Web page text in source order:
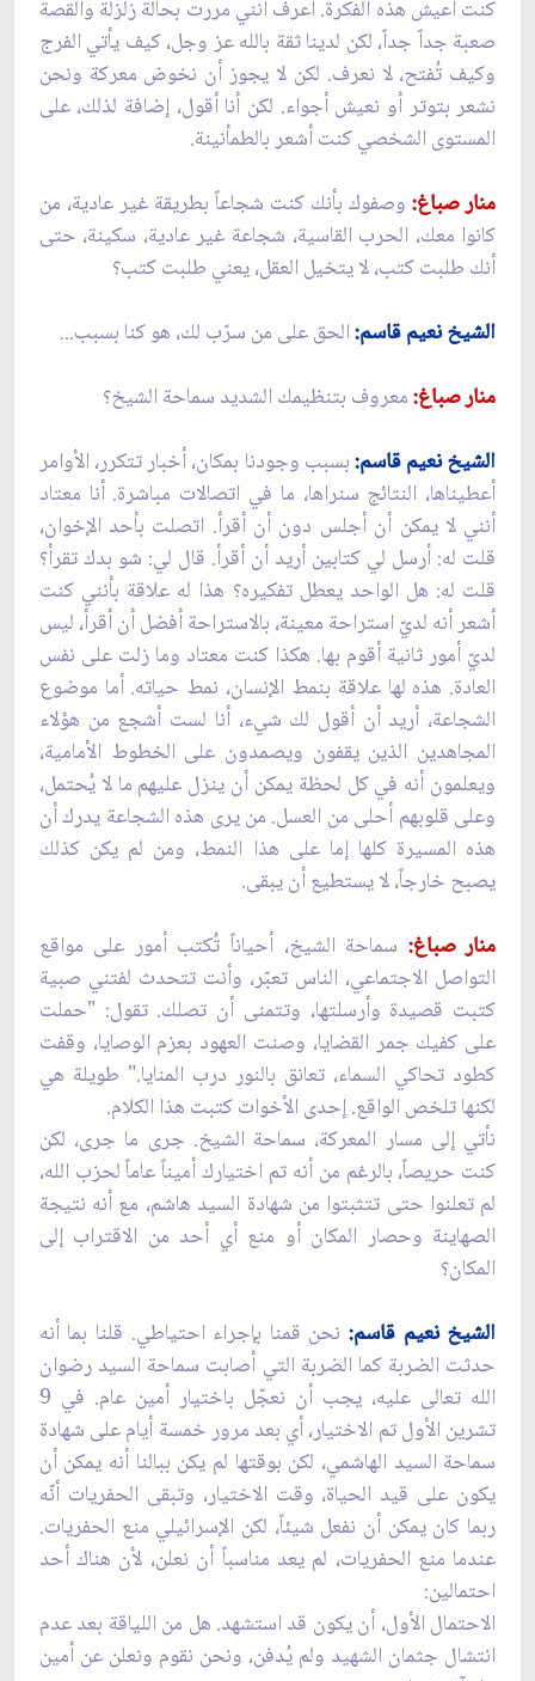
كنت أعيش هذه الفكرة. أعرف أنني مررت بحالة زلزلة والقصة
صعبة جداً جداً، لكن لدينا ثقة بالله عز وجل، كيف يأتي الفرج
وكيف تُفتح، لا نعرف. لكن لا يجوز أن نخوض معركة ونحن
نشعر بتوتر أو نعيش أجواء. لكن أنا أقول، إضافة لذلك، على
المستوى الشخصي كنت أشعر بالطمأنينة.
منار صباغ:وصفوك بأنك كنت شجاعاً بطريقة غير عادية، من
كانوا معك، الحرب القاسية، شجاعة غير عادية، سكينة، حتى
أنك طلبت كتب، لا يتخيل العقل، يعني طلبت كتب؟
الشيخ نعيم قاسم:الحق على من سرّب لك، هو كنا بسبب...
منار صباغ:معروف بتنظيمك الشديد سماحة الشيخ؟
الشيخ نعيم قاسم:بسبب وجودنا بمكان، أخبار تتكرر، الأوامر
أعطيناها، النتائج سنراها، ما في اتصالات مباشرة. أنا معتاد
أنني لا يمكن أن أجلس دون أن أقرأ. اتصلت بأحد الإخوان،
قلت له: أرسل لي كتابين أريد أن أقرأ. قال لي: شو بدك تقرأ؟
قلت له: هل الواحد يعطل تفكيره؟ هذا له علاقة بأنني كنت
أشعر أنه لديّ استراحة معينة، بالاستراحة أفضل أن أقرأ، ليس
لديّ أمور ثانية أقوم بها. هكذا كنت معتاد وما زلت على نفس
العادة. هذه لها علاقة بنمط الإنسان، نمط حياته. أما موضوع
الشجاعة، أريد أن أقول لك شيء، أنا لست أشجع من هؤلاء
المجاهدين الذين يقفون ويصمدون على الخطوط الأمامية،
ويعلمون أنه في كل لحظة يمكن أن ينزل عليهم ما لا يُحتمل،
وعلى قلوبهم أحلى من العسل. من يرى هذه الشجاعة يدرك أن
هذه المسيرة كلها إما على هذا النمط، ومن لم يكن كذلك
يصبح خارجاً، لا يستطيع أن يبقى.
منار صباغ: سماحة الشيخ، أحياناً تُكتب أمور على مواقع
التواصل الاجتماعي، الناس تعبّر، وأنت تتحدث لفتني صبية
كتبت قصيدة وأرسلتها، وتتمنى أن تصلك. تقول: "حملت
على كفيك جمر القضايا، وصنت العهود بعزم الوصايا، وقفت
كطود تحاكي السماء، تعانق بالنور درب المنايا." طويلة هي
لكنها تلخص الواقع. إحدى الأخوات كتبت هذا الكلام.
نأتي إلى مسار المعركة، سماحة الشيخ. جرى ما جرى، لكن
كنت حريصاً، بالرغم من أنه تم اختيارك أميناً عاماً لحزب الله،
لم تعلنوا حتى تتثبتوا من شهادة السيد هاشم، مع أنه نتيجة
الصهاينة وحصار المكان أو منع أي أحد من الاقتراب إلى
المكان؟
الشيخ نعيم قاسم:نحن قمنا بإجراء احتياطي. قلنا بما أنه
حدثت الضربة كما الضربة التي أصابت سماحة السيد رضوان
الله تعالى عليه، يجب أن نعجّل باختيار أمين عام. في 9
تشرين الأول تم الاختيار، أي بعد مرور خمسة أيام على شهادة
سماحة السيد الهاشمي، لكن بوقتها لم يكن ببالنا أنه يمكن أن
يكون على قيد الحياة، وقت الاختيار، وتبقى الحفريات أنّه
ربما كان يمكن أن نفعل شيئاً، لكن الإسرائيلي منع الحفريات.
عندما منع الحفريات، لم يعد مناسباً أن نعلن، لأن هناك أحد
احتمالين:
الاحتمال الأول، أن يكون قد استشهد. هل من اللياقة بعد عدم
انتشال جثمان الشهيد ولم يُدفن، ونحن نقوم ونعلن عن أمين